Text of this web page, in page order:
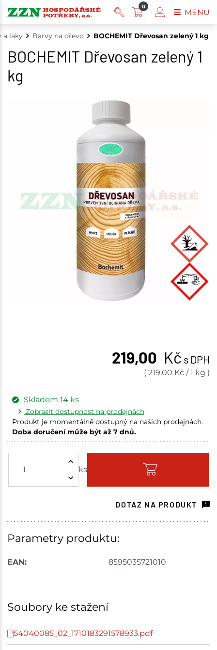
a laky Barvy na dřevo BOCHEMIT Dřevosan zelený 1 kg
BOCHEMIT Dřevosan zelený 1
kg
219,00 Kč s DPH
( 219,00 Kč /1 kg )
ks
Skladem 14 ks
Zobrazit dostupnost na prodejnách
Produkt je momentálně dostupný na našich prodejnách.
Doba doručení může být až 7 dnů.
Skladem na prodejně - doručení do 7 dnů
Skuteč 4 ks
Skladem na prodejně - doručení do 7 dnů
DOTAZ NA PRODUKT
Parametry produktu:
EAN: 8595035721010
Soubory ke stažení
54040085_02_1710183291578933.pdf
0
MENU